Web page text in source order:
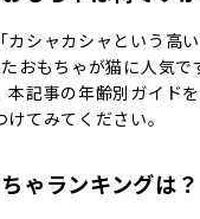
カシャカシャという高
おもちゃが猫に人気で
本記事の年齢別ガイド
てみてください。
ゃランキングは？